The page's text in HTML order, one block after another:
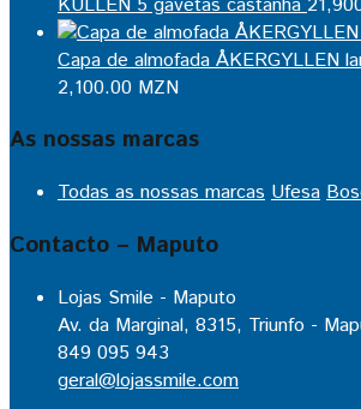
Capa de almofada ÅKERGYLLEN
2,100.00 MZN
As nossas marcas
Todas as nossas marcas Ufesa
Contacto – Maputo
Lojas Smile - Maputo
Av. da Marginal, 8315, Triunfo -
849 095 943
geral@lojassmile.com